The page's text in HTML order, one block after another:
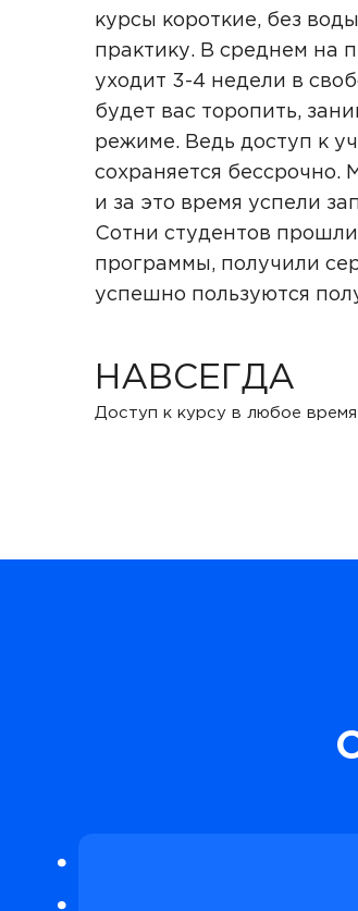
курсы короткие, без
практику. В среднем на
уходит 3-4 недели в
будет вас торопить,
режиме. Ведь доступ к
сохраняется бессрочно.
и за это время успели
Сотни студентов
программы, получили
успешно пользуются
НАВСЕГДА
Доступ к курсу в любое время